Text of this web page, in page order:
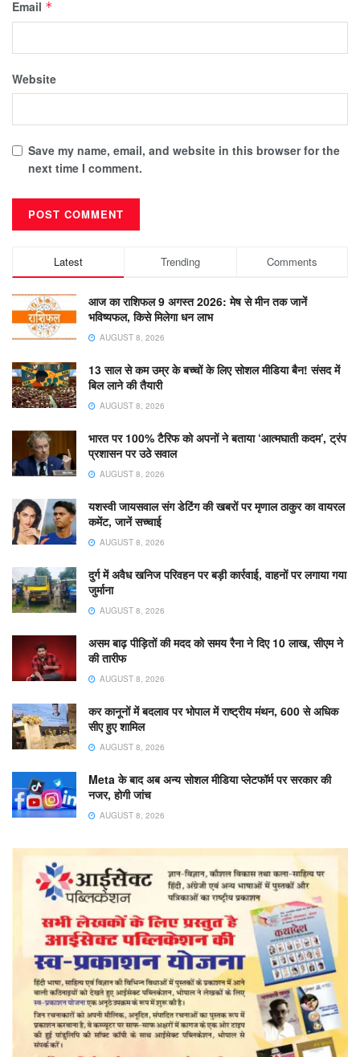
Email *
Website
Save my name, email, and website in this browser for the
next time I comment.
Latest Trending Comments
आज का राशिफल 9 अगस्त 2026: मेष से मीन तक जानें
भविष्यफल, किसे मिलेगा धन लाभ
AUGUST 8, 2026
13 साल से कम उम्र के बच्चों के लिए सोशल मीडिया बैन! संसद में
बिल लाने की तैयारी
AUGUST 8, 2026
भारत पर 100% टैरिफ को अपनों ने बताया ‘आत्मघाती कदम’, ट्रंप
प्रशासन पर उठे सवाल
AUGUST 8, 2026
यशस्वी जायसवाल संग डेटिंग की खबरों पर मृणाल ठाकुर का वायरल
कमेंट, जानें सच्चाई
AUGUST 8, 2026
दुर्ग में अवैध खनिज परिवहन पर बड़ी कार्रवाई, वाहनों पर लगाया गया
जुर्माना
AUGUST 8, 2026
असम बाढ़ पीड़ितों की मदद को समय रैना ने दिए 10 लाख, सीएम ने
की तारीफ
AUGUST 8, 2026
कर कानूनों में बदलाव पर भोपाल में राष्ट्रीय मंथन, 600 से अधिक
सीए हुए शामिल
AUGUST 8, 2026
Meta के बाद अब अन्य सोशल मीडिया प्लेटफॉर्म पर सरकार की
नजर, होगी जांच
AUGUST 8, 2026